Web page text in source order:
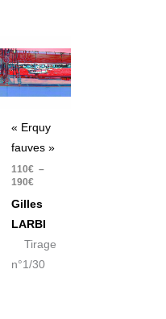
« Erquy
fauves »
110€ –
190€
de
prix :
110€
Gilles
LARBI
Tirage
n°1/30